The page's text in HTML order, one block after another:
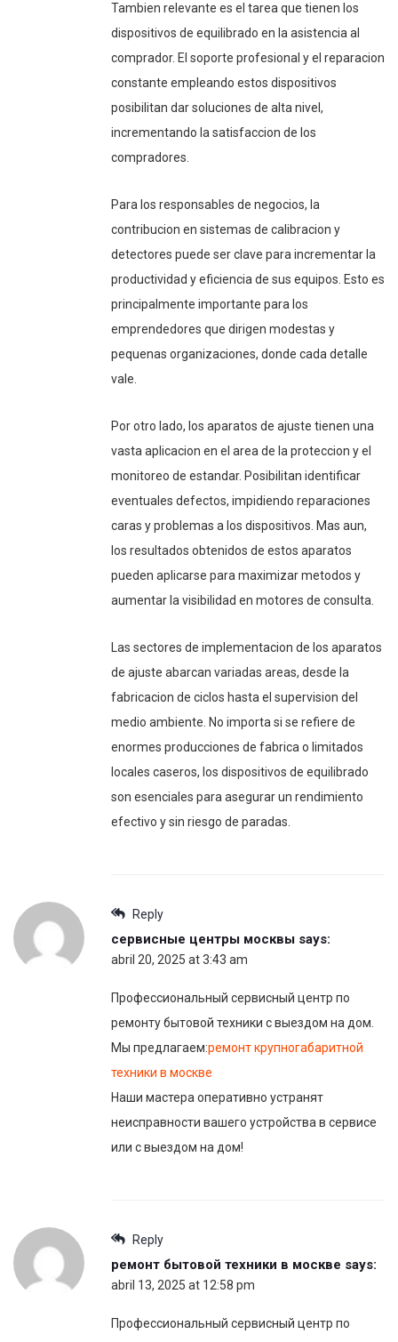
Tambien relevante es el tarea que tienen los
dispositivos de equilibrado en la asistencia al
comprador. El soporte profesional y el reparacion
constante empleando estos dispositivos
posibilitan dar soluciones de alta nivel,
incrementando la satisfaccion de los
compradores.
Para los responsables de negocios, la
contribucion en sistemas de calibracion y
detectores puede ser clave para incrementar la
productividad y eficiencia de sus equipos. Esto es
principalmente importante para los
emprendedores que dirigen modestas y
pequenas organizaciones, donde cada detalle
vale.
Por otro lado, los aparatos de ajuste tienen una
vasta aplicacion en el area de la proteccion y el
monitoreo de estandar. Posibilitan identificar
eventuales defectos, impidiendo reparaciones
caras y problemas a los dispositivos. Mas aun,
los resultados obtenidos de estos aparatos
pueden aplicarse para maximizar metodos y
aumentar la visibilidad en motores de consulta.
Las sectores de implementacion de los aparatos
de ajuste abarcan variadas areas, desde la
fabricacion de ciclos hasta el supervision del
medio ambiente. No importa si se refiere de
enormes producciones de fabrica o limitados
locales caseros, los dispositivos de equilibrado
son esenciales para asegurar un rendimiento
efectivo y sin riesgo de paradas.
Reply
сервисные центры москвы says:
abril 20, 2025 at 3:43 am
Профессиональный сервисный центр по
ремонту бытовой техники с выездом на дом.
Мы предлагаем:ремонт крупногабаритной
техники в москве
Наши мастера оперативно устранят
неисправности вашего устройства в сервисе
или с выездом на дом!
Reply
ремонт бытовой техники в москве says:
abril 13, 2025 at 12:58 pm
Профессиональный сервисный центр по